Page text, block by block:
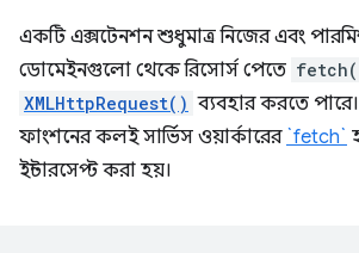
একটি এক্সটেনশন শুধুমাত্র নিজের এবং
ডোমেইনগুলো থেকে রিসোর্স পেতে
XMLHttpRequest() ব্যবহার করতে
ফাংশনের কলই সার্ভিস ওয়ার্কারের `fetch`
ইন্টারসেপ্ট করা হয়।